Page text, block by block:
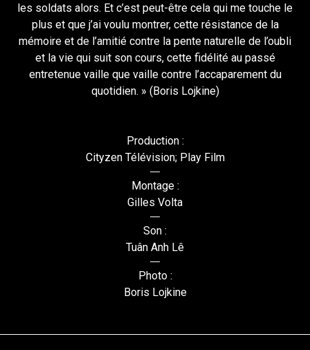
les soldats alors. Et c’est peut-être cela qui me touche le
plus et que j’ai voulu montrer, cette résistance de la
mémoire et de l’amitié contre la pente naturelle de l’oubli
et la vie qui suit son cours, cette fidélité au passé
entretenue vaille que vaille contre l’accaparement du
quotidien. » (Boris Lojkine)
Production :
Cityzen Télévision; Play Film
Montage :
Gilles Volta
Son :
Tuân Anh Lê
Photo :
Boris Lojkine